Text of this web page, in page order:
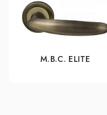
M.B.C. ELITE